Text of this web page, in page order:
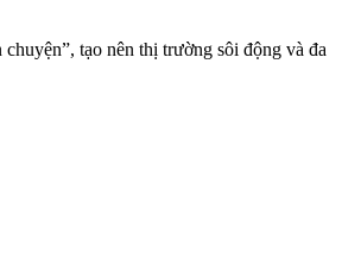
tạo nên thị trường sôi động và đa